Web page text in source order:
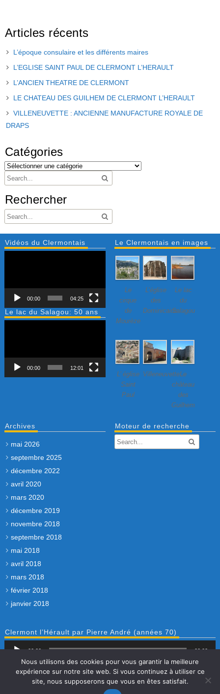
Articles récents
L’époque consulaire et les différents maires
L’EGLISE SAINT PAUL DE CLERMONT L’HERAULT
L’ANCIEN THEATRE DE CLERMONT
LE CHATEAU DES GUILHEM DE CLERMONT L’HERAULT
VILLENEUVETTE : ANCIENNE MANUFACTURE ROYALE DE
DRAPS
Catégories
Rechercher
Vidéos du Clermontais
00:00 04:25
Le lac du Salagou: 50 ans
00:00 12:01
Le Clermontais en images
Le
cirque
de
Mourèze
L’église
des
Dominicains
Le lac
du
Salagou
L’ église
Saint
Paul
Villeneuvette…
Le
château
des
Guilhem
Archives
mai 2026
septembre 2025
décembre 2022
avril 2020
mars 2020
décembre 2019
novembre 2018
septembre 2018
mai 2018
avril 2018
mars 2018
février 2018
janvier 2018
Moteur de recherche
Clermont l’Hérault par Pierre André (années 70)
audio
00:00 00:00
Accueil Contact
Mentions légales et politique de
confidentialité
Sommaire du site
Nous utilisons des cookies pour vous garantir la meilleure
expérience sur notre site web. Si vous continuez à utiliser ce
site, nous supposerons que vous en êtes satisfait.